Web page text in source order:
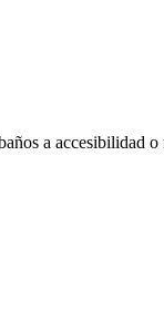
a accesibilidad